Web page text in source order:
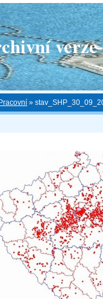
verze
Pracovní »